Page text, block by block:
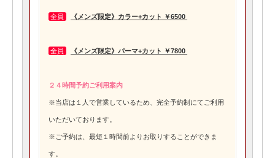
全員 《メンズ限定》カラー+カット ￥6500
全員 《メンズ限定》パーマ+カット ￥7800
２４時間予約ご利用案内
※当店は１人で営業しているため、完全予約制にてご利用
いただいております。
※ご予約は、最短１時間前よりお取りすることができま
す。